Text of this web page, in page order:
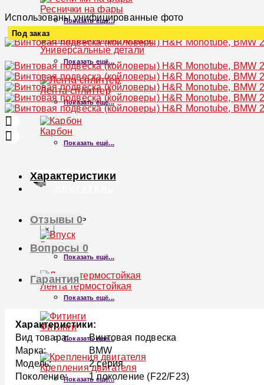
Реснички на фары
Показать ещё...
Универсальные детали
Показать ещё...
Лента-сплиттер
Показать ещё...
Карбон
Показать ещё...
Двигатель
×
Впуск
Показать ещё...
Лента термостойкая
Показать ещё...
Фитинги
Показать ещё...
Крепления двигателя
Показать ещё...
Использованы унифицированные фото
Под заказ
Увеличить
Характеристики
Отзывы0
Вопросы 0
Гарантия
Характеристики:
Вид товара:
Винтовая подвеска
Марка:
BMW
Модель:
2 серия
Поколение:
1 поколение (F22/F23)